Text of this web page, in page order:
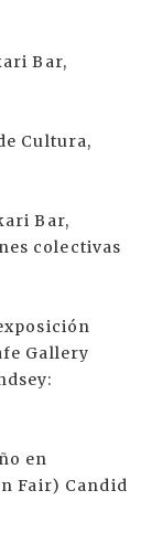
Bar,
Cultura,
Bar,
colectivas
Gallery
en
Fair) Candid